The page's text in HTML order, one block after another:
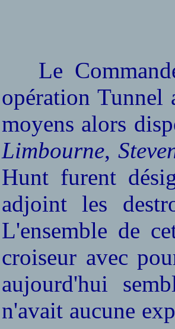
Le
opération Tunnel
moyens alors
Limbourne,
Hunt furent
adjoint les
L'ensemble de
croiseur avec
aujourd'hui
n'avait aucune